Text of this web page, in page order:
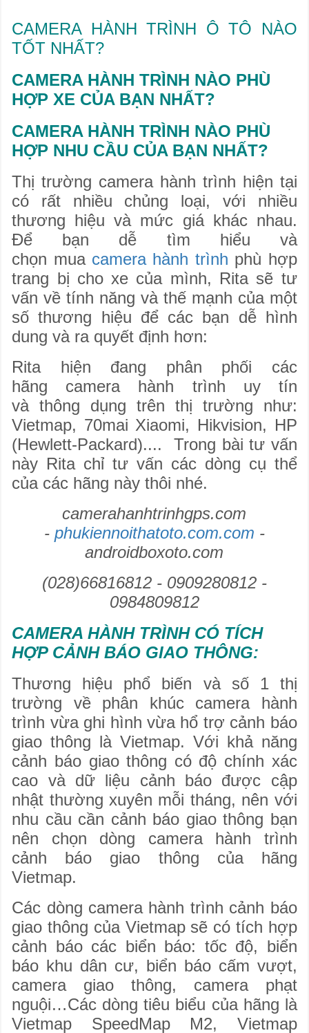
CAMERA HÀNH TRÌNH Ô TÔ NÀO
TỐT NHẤT?
CAMERA HÀNH TRÌNH NÀO PHÙ
HỢP XE CỦA BẠN NHẤT?
CAMERA HÀNH TRÌNH NÀO PHÙ
HỢP NHU CẦU CỦA BẠN NHẤT?
Thị trường camera hành trình hiện tại
có rất nhiều chủng loại, với nhiều
thương hiệu và mức giá khác nhau.
Để bạn dễ tìm hiểu và
chọn mua camera hành trình phù hợp
trang bị cho xe của mình, Rita sẽ tư
vấn về tính năng và thế mạnh của một
số thương hiệu để các bạn dễ hình
dung và ra quyết định hơn:
Rita hiện đang phân phối các
hãng camera hành trình uy tín
và thông dụng trên thị trường như:
Vietmap, 70mai Xiaomi, Hikvision, HP
(Hewlett-Packard).... Trong bài tư vấn
này Rita chỉ tư vấn các dòng cụ thể
của các hãng này thôi nhé.
camerahanhtrinhgps.com
- phukiennoithatoto.com.com -
androidboxoto.com
(028)66816812 - 0909280812 -
0984809812
CAMERA HÀNH TRÌNH CÓ TÍCH
HỢP CẢNH BÁO GIAO THÔNG:
Thương hiệu phổ biến và số 1 thị
trường về phân khúc camera hành
trình vừa ghi hình vừa hổ trợ cảnh báo
giao thông là Vietmap. Với khả năng
cảnh báo giao thông có độ chính xác
cao và dữ liệu cảnh báo được cập
nhật thường xuyên mỗi tháng, nên với
nhu cầu cần cảnh báo giao thông bạn
nên chọn dòng camera hành trình
cảnh báo giao thông của hãng
Vietmap.
Các dòng camera hành trình cảnh báo
giao thông của Vietmap sẽ có tích hợp
cảnh báo các biển báo: tốc độ, biển
báo khu dân cư, biển báo cấm vượt,
camera giao thông, camera phạt
nguội…Các dòng tiêu biểu của hãng là
Vietmap SpeedMap M2, Vietmap